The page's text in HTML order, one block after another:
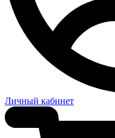
Личный кабинет